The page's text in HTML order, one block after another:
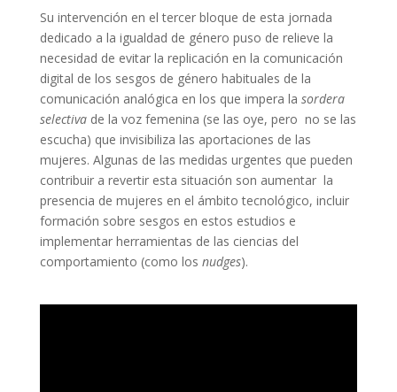
Su intervención en el tercer bloque de esta jornada
dedicado a la igualdad de género puso de relieve la
necesidad de evitar la replicación en la comunicación
digital de los sesgos de género habituales de la
comunicación analógica en los que impera la sordera
selectivade la voz femenina (se las oye, pero no se las
escucha) que invisibiliza las aportaciones de las
mujeres. Algunas de las medidas urgentes que pueden
contribuir a revertir esta situación son aumentar la
presencia de mujeres en el ámbito tecnológico, incluir
formación sobre sesgos en estos estudios e
implementar herramientas de las ciencias del
comportamiento (como los nudges).